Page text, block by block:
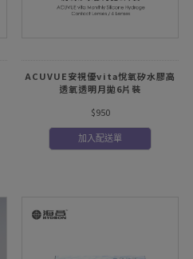
ACUVUE安視優vita悅氧矽水膠高
透氧透明月拋6片裝
$950
加入配送單